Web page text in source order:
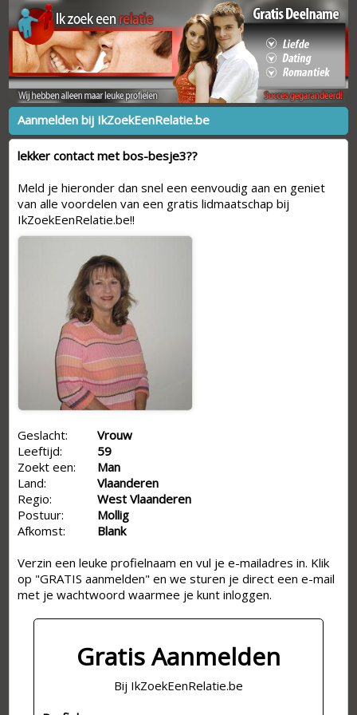
Aanmelden bij IkZoekEenRelatie.be
lekker contact met bos-besje3??
Meld je hieronder dan snel een eenvoudig aan en geniet
van alle voordelen van een gratis lidmaatschap bij
IkZoekEenRelatie.be!!
Geslacht:
Vrouw
Leeftijd:
59
Zoekt een:
Man
Land:
Vlaanderen
Regio:
West Vlaanderen
Postuur:
Mollig
Afkomst:
Blank
Verzin een leuke profielnaam en vul je e-mailadres in. Klik
op "GRATIS aanmelden" en we sturen je direct een e-mail
met je wachtwoord waarmee je kunt inloggen.
Gratis Aanmelden
Bij IkZoekEenRelatie.be